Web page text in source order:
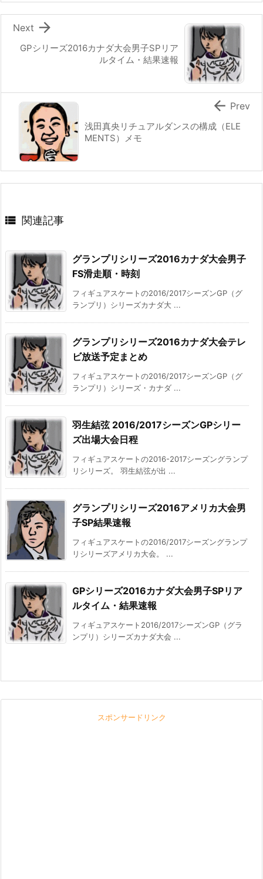
GPシリーズ2016カナダ大会男子SPリア
ルタイム・結果速報

Next
浅田真央リチュアルダンスの構成（ELE
MENTS）メモ
 Prev
 関連記事
グランプリシリーズ2016カナダ大会男子
FS滑走順・時刻
フィギュアスケートの2016/2017シーズンGP（グ
ランプリ）シリーズカナダ大 ...
グランプリシリーズ2016カナダ大会テレ
ビ放送予定まとめ
フィギュアスケートの2016/2017シーズンGP（グ
ランプリ）シリーズ・カナダ ...
羽生結弦 2016/2017シーズンGPシリー
ズ出場大会日程
フィギュアスケートの2016-2017シーズングランプ
リシリーズ。 羽生結弦が出 ...
グランプリシリーズ2016アメリカ大会男
子SP結果速報
フィギュアスケートの2016/2017シーズングランプ
リシリーズアメリカ大会。 ...
GPシリーズ2016カナダ大会男子SPリア
ルタイム・結果速報
フィギュアスケート2016/2017シーズンGP（グラ
ンプリ）シリーズカナダ大会 ...
スポンサードリンク